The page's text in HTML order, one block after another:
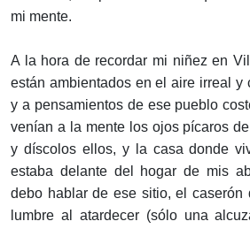
mi mente.
A la hora de recordar mi niñez en
están ambientados en el aire irreal y
y a pensamientos de ese pueblo
venían a la mente los ojos pícaros
y díscolos ellos, y la casa donde
estaba delante del hogar de mis
debo hablar de ese sitio, el caserón
lumbre al atardecer (sólo una